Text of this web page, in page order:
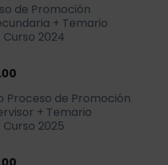
de Promoción
+ Temario
2024
El
actual
es:
$499.00.
Proceso de Promoción
+ Temario
2025
El